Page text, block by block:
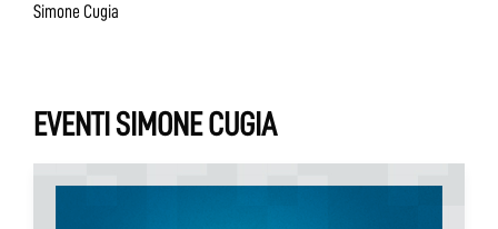
Simone Cugia
EVENTI SIMONE CUGIA